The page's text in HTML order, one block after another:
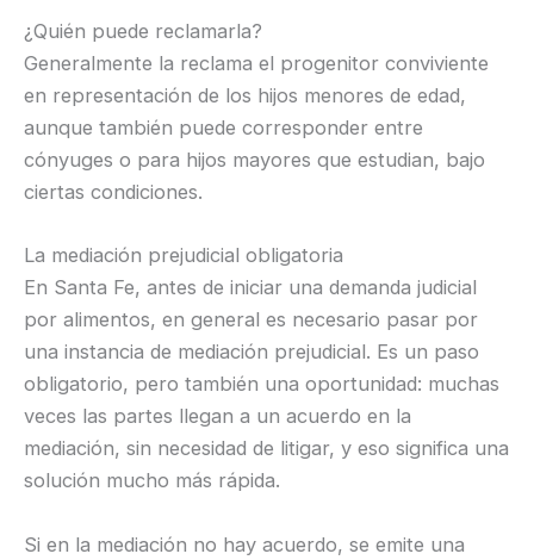
¿Quién puede reclamarla?
Generalmente la reclama el progenitor conviviente
en representación de los hijos menores de edad,
aunque también puede corresponder entre
cónyuges o para hijos mayores que estudian, bajo
ciertas condiciones.
La mediación prejudicial obligatoria
En Santa Fe, antes de iniciar una demanda judicial
por alimentos, en general es necesario pasar por
una instancia de mediación prejudicial. Es un paso
obligatorio, pero también una oportunidad: muchas
veces las partes llegan a un acuerdo en la
mediación, sin necesidad de litigar, y eso significa una
solución mucho más rápida.
Si en la mediación no hay acuerdo, se emite una